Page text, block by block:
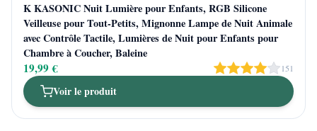
K KASONIC Nuit Lumière pour Enfants, RGB Silicone
Veilleuse pour Tout-Petits, Mignonne Lampe de Nuit Animale
avec Contrôle Tactile, Lumières de Nuit pour Enfants pour
Chambre à Coucher, Baleine
19,99 € 151
Voir le produit